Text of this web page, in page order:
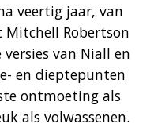
veertig jaar, van
Robertson
van Niall en
en dieptepunten
ontmoeting als
als volwassenen.